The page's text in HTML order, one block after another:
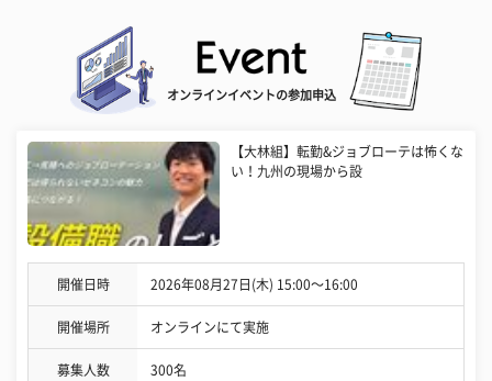
オンラインイベントの参加申込
【大林組】転勤&ジョブローテは怖くな
い！九州の現場から設
開催日時 2026年08月27日(木) 15:00〜16:00
開催場所 オンラインにて実施
募集人数 300名